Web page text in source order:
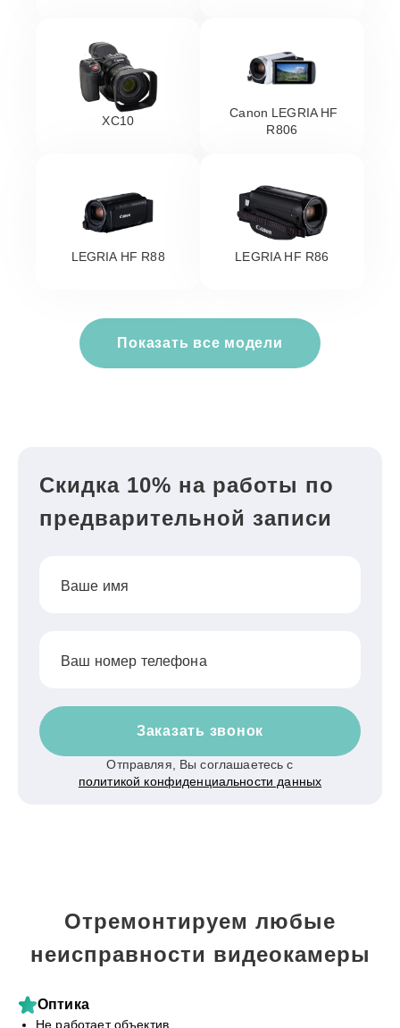
XC10
Canon LEGRIA HF
R806
LEGRIA HF R88 LEGRIA HF R86
Показать все модели
Скидка 10% на работы по
предварительной записи
Ваше имя
Ваш номер телефона
Заказать звонок
Отправляя, Вы соглашаетесь с
политикой конфиденциальности данных
Отремонтируем любые
неисправности видеокамеры
Оптика
Не работает объектив